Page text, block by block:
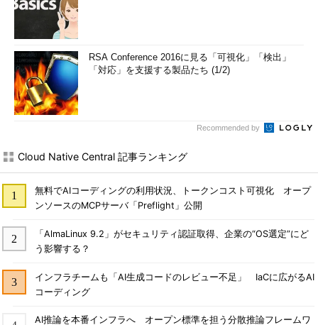
RSA Conference 2016に見る「可視化」「検出」
「対応」を支援する製品たち (1/2)
Recommended by
Cloud Native Central 記事ランキング
無料でAIコーディングの利用状況、トークンコスト可視化 オープ
ンソースのMCPサーバ「Preflight」公開
「AlmaLinux 9.2」がセキュリティ認証取得、企業の“OS選定”にど
う影響する？
インフラチームも「AI生成コードのレビュー不足」 IaCに広がるAI
コーディング
AI推論を本番インフラへ オープン標準を担う分散推論フレームワ